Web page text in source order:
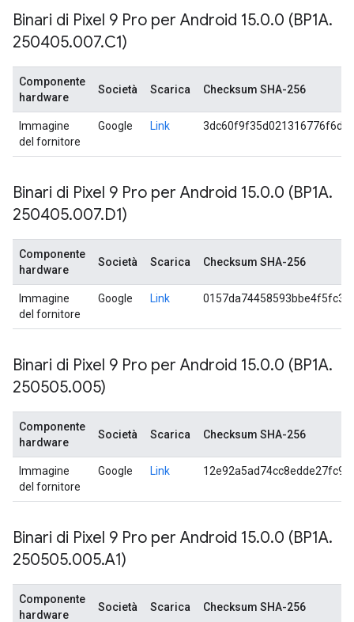
Binari di Pixel 9 Pro per Android 15.0.0 (BP1A.
250405.007.C1)
Componente
hardware
Società Scarica Checksum SHA-256
Immagine
del fornitore
Google Link
Binari di Pixel 9 Pro per Android 15.0.0 (BP1A.
250405.007.D1)
Componente
hardware
Società Scarica Checksum SHA-256
Immagine
del fornitore
Google Link
Binari di Pixel 9 Pro per Android 15.0.0 (BP1A.
250505.005)
Componente
hardware
Società Scarica Checksum SHA-256
Immagine
del fornitore
Google Link
Binari di Pixel 9 Pro per Android 15.0.0 (BP1A.
250505.005.A1)
Componente
hardware
Società Scarica Checksum SHA-256